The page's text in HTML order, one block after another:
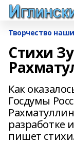
Творчество
Стихи
Как
Госдумы
разработке
пишет